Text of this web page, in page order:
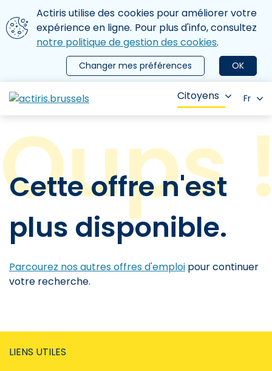
Aller au contenu principal
Nous utilisons des cookies
Actiris utilise des cookies pour améliorer votre
expérience en ligne. Pour plus d'info, consultez
notre politique de gestion des cookies.
OK
Changer mes préférences
le menu
Citoyens Fr
Cette offre n'est
plus disponible.
Parcourez nos autres offres d'emploi pour continuer
votre recherche.
LIENS UTILES